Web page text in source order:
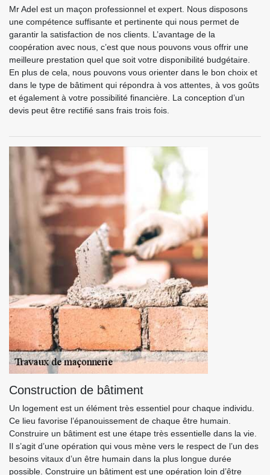
Mr Adel est un maçon professionnel et expert. Nous disposons
une compétence suffisante et pertinente qui nous permet de
garantir la satisfaction de nos clients. L’avantage de la
coopération avec nous, c’est que nous pouvons vous offrir une
meilleure prestation quel que soit votre disponibilité budgétaire.
En plus de cela, nous pouvons vous orienter dans le bon choix et
dans le type de bâtiment qui répondra à vos attentes, à vos goûts
et également à votre possibilité financière. La conception d’un
devis peut être rectifié sans frais trois fois.
Construction de bâtiment
Un logement est un élément très essentiel pour chaque individu.
Ce lieu favorise l’épanouissement de chaque être humain.
Construire un bâtiment est une étape très essentielle dans la vie.
Il s’agit d’une opération qui vous mène vers le respect de l’un des
besoins vitaux d’un être humain dans la plus longue durée
possible. Construire un bâtiment est une opération loin d’être